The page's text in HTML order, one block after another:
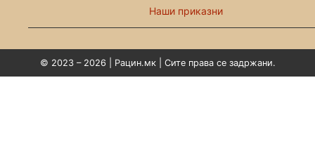
Наши приказни
© 2023 – 2026 | Рацин.мк | Сите права се задржани.